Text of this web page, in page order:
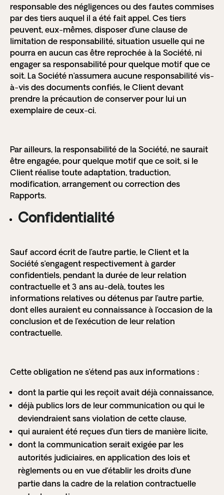
responsable des négligences ou des fautes commises
par des tiers auquel il a été fait appel. Ces tiers
peuvent, eux-mêmes, disposer d’une clause de
limitation de responsabilité, situation usuelle qui ne
pourra en aucun cas être reprochée à la Société, ni
engager sa responsabilité pour quelque motif que ce
soit. La Société n’assumera aucune responsabilité vis-
à-vis des documents confiés, le Client devant
prendre la précaution de conserver pour lui un
exemplaire de ceux-ci.
Par ailleurs, la responsabilité de la Société, ne saurait
être engagée, pour quelque motif que ce soit, si le
Client réalise toute adaptation, traduction,
modification, arrangement ou correction des
Rapports.
Confidentialité
Sauf accord écrit de l’autre partie, le Client et la
Société s’engagent respectivement à garder
confidentiels, pendant la durée de leur relation
contractuelle et 3 ans au-delà, toutes les
informations relatives ou détenus par l’autre partie,
dont elles auraient eu connaissance à l’occasion de la
conclusion et de l’exécution de leur relation
contractuelle.
Cette obligation ne s’étend pas aux informations :
dont la partie qui les reçoit avait déjà connaissance,
déjà publics lors de leur communication ou qui le
deviendraient sans violation de cette clause,
qui auraient été reçues d’un tiers de manière licite,
dont la communication serait exigée par les
autorités judiciaires, en application des lois et
règlements ou en vue d’établir les droits d’une
partie dans la cadre de la relation contractuelle